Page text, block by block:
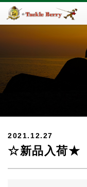
2021.12.27
☆新品入荷★